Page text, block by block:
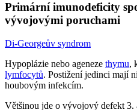
Primární imunodeficity
vývojovými poruchami
Di-Georgeův syndrom
Hypoplázie nebo ageneze thymu,
lymfocytů. Postižení jedinci mají
houbovým infekcím.
Většinou jde o vývojový defekt 3.